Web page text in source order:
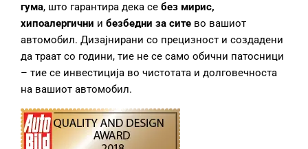
гума, што гарантира дека се без мирис,
хипоалергични и безбедни за сите во вашиот
автомобил. Дизајнирани со прецизност и создадени
да траат со години, тие не се само обични патосници
– тие се инвестиција во чистотата и долговечноста
на вашиот автомобил.